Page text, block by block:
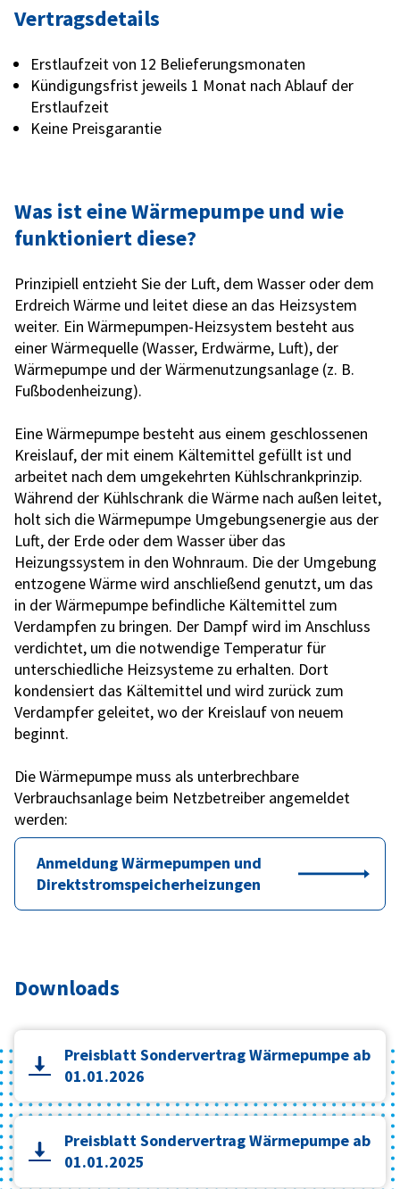
Vertragsdetails
Erstlaufzeit von 12 Belieferungsmonaten
Kündigungsfrist jeweils 1 Monat nach Ablauf der
Erstlaufzeit
Keine Preisgarantie
Was ist eine Wärmepumpe und wie
funktioniert diese?
Prinzipiell entzieht Sie der Luft, dem Wasser oder dem
Erdreich Wärme und leitet diese an das Heizsystem
weiter. Ein Wärmepumpen-Heizsystem besteht aus
einer Wärmequelle (Wasser, Erdwärme, Luft), der
Wärmepumpe und der Wärmenutzungsanlage (z. B.
Fußbodenheizung).
Eine Wärmepumpe besteht aus einem geschlossenen
Kreislauf, der mit einem Kältemittel gefüllt ist und
arbeitet nach dem umgekehrten Kühlschrankprinzip.
Während der Kühlschrank die Wärme nach außen leitet,
holt sich die Wärmepumpe Umgebungsenergie aus der
Luft, der Erde oder dem Wasser über das
Heizungssystem in den Wohnraum. Die der Umgebung
entzogene Wärme wird anschließend genutzt, um das
in der Wärmepumpe befindliche Kältemittel zum
Verdampfen zu bringen. Der Dampf wird im Anschluss
verdichtet, um die notwendige Temperatur für
unterschiedliche Heizsysteme zu erhalten. Dort
kondensiert das Kältemittel und wird zurück zum
Verdampfer geleitet, wo der Kreislauf von neuem
beginnt.
Die Wärmepumpe muss als unterbrechbare
Verbrauchsanlage beim Netzbetreiber angemeldet
werden:
Anmeldung Wärmepumpen und
Direktstromspeicherheizungen
Downloads
Preisblatt Sondervertrag Wärmepumpe ab
01.01.2026
Preisblatt Sondervertrag Wärmepumpe ab
01.01.2025